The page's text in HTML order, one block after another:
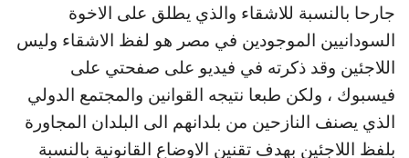
جارحا بالنسبة للاشقاء والذي يطلق على الاخوة
السودانيين الموجودين في مصر هو لفظ الاشقاء وليس
اللاجئين وقد ذكرته في فيديو على صفحتي على
فيسبوك ، ولكن طبعا نتيجه القوانين والمجتمع الدولي
الذي يصنف النازحين من بلدانهم الى البلدان المجاورة
بلفظ اللاجئين بهدف تقنين الاوضاع القانونية بالنسبة